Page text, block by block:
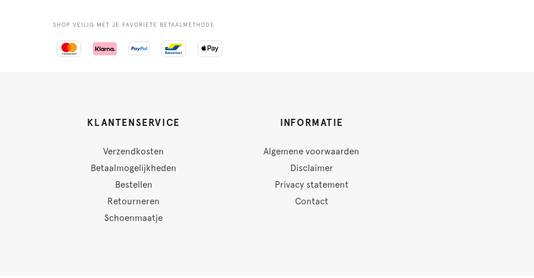
SHOP VEILIG MET JE FAVORIETE BETAALMETHODE
KLANTENSERVICE
Verzendkosten
Betaalmogelijkheden
Bestellen
Retourneren
Schoenmaatje
INFORMATIE
Algemene voorwaarden
Disclaimer
Privacy statement
Contact